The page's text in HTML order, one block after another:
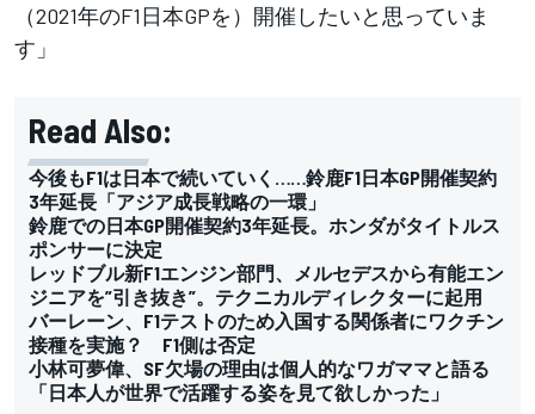
（2021年のF1日本GPを）開催したいと思っていま
す」
Read Also:
今後もF1は日本で続いていく……鈴鹿F1日本GP開催契約
3年延長「アジア成長戦略の一環」
鈴鹿での日本GP開催契約3年延長。ホンダがタイトルス
ポンサーに決定
レッドブル新F1エンジン部門、メルセデスから有能エン
ジニアを”引き抜き”。テクニカルディレクターに起用
バーレーン、F1テストのため入国する関係者にワクチン
接種を実施？ F1側は否定
小林可夢偉、SF欠場の理由は個人的なワガママと語る
「日本人が世界で活躍する姿を見て欲しかった」